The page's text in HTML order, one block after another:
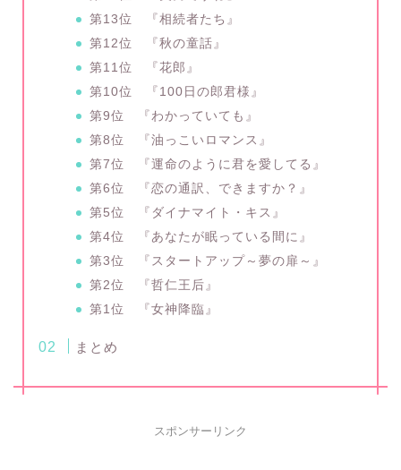
第13位 『相続者たち』
第12位 『秋の童話』
第11位 『花郎』
第10位 『100日の郎君様』
第9位 『わかっていても』
第8位 『油っこいロマンス』
第7位 『運命のように君を愛してる』
第6位 『恋の通訳、できますか？』
第5位 『ダイナマイト・キス』
第4位 『あなたが眠っている間に』
第3位 『スタートアップ～夢の扉～』
第2位 『哲仁王后』
第1位 『女神降臨』
まとめ
スポンサーリンク